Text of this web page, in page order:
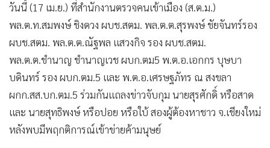
• เศรษฐกิจ-ธุรกิจ
• จีน
• ชุมชน-คุณภาพชีวิต
• อาชญากรรม
วิทยาศาสตร์
วันนี้ (17 เม.ย.) ที่สำนักงานตรวจคนเข้าเมือง (ส.ต.ม.)
พล.ต.ท.สมพงษ์ ชิงดวง ผบช.สตม. พล.ต.ต.สุรพงษ์ ชัยจันทร์รอง
ผบช.สตม. พล.ต.ต.ณัฐพล แสวงกิจ รอง ผบช.สตม.
พล.ต.ต.ชำนาญ ชำนาญเวช ผบก.ตม5 พ.ต.อ.เอกกร บุษบา
บดินทร์ รอง ผบก.ตม.5 และ พ.ต.อ.เศรษฐภัทร ณ สงขลา
ผกก.สส.บก.ตม.5 ร่วมกันแถลงข่าวจับกุม นายสุรศักดิ์ หรือสาด
และ นายสุทธิพงษ์ หรือปอย หรือใบ้ สองผู้ต้องหาชาว จ.เชียงใหม่
หลังพบมีพฤกติการณ์เข้าข่ายค้ามนุษย์